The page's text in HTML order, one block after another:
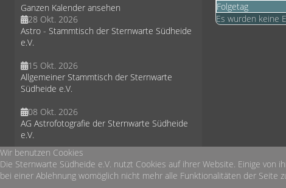
Ganzen Kalender ansehen
28 Okt. 2026
Astro - Stammtisch der Sternwarte Südheide
e.V.
15 Okt. 2026
Allgemeiner Stammtisch der Sternwarte
Südheide e.V.
08 Okt. 2026
AG Astrofotografie der Sternwarte Südheide
e.V.
30 Sep. 2026
Astro - Stammtisch der Sternwarte Südheide
e.V.
Folgetag
Es wurden keine
Wir benutzen Cookies
Die Sternwarte Südheide e.V. nutzt Cookies auf ihrer Website. Einige
bei einer Ablehnung womöglich nicht mehr alle Funktionalitäten der Seite